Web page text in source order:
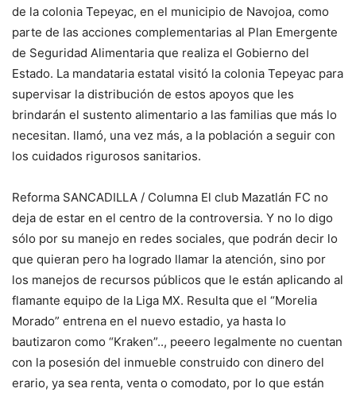
de la colonia Tepeyac, en el municipio de Navojoa, como
parte de las acciones complementarias al Plan Emergente
de Seguridad Alimentaria que realiza el Gobierno del
Estado. La mandataria estatal visitó la colonia Tepeyac para
supervisar la distribución de estos apoyos que les
brindarán el sustento alimentario a las familias que más lo
necesitan. llamó, una vez más, a la población a seguir con
los cuidados rigurosos sanitarios.
Reforma SANCADILLA / Columna El club Mazatlán FC no
deja de estar en el centro de la controversia. Y no lo digo
sólo por su manejo en redes sociales, que podrán decir lo
que quieran pero ha logrado llamar la atención, sino por
los manejos de recursos públicos que le están aplicando al
flamante equipo de la Liga MX. Resulta que el “Morelia
Morado” entrena en el nuevo estadio, ya hasta lo
bautizaron como “Kraken”.., peeero legalmente no cuentan
con la posesión del inmueble construido con dinero del
erario, ya sea renta, venta o comodato, por lo que están